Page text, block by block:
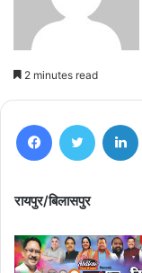
2 minutes read
FacebookTwitter
रायपुर/बिलासपुर